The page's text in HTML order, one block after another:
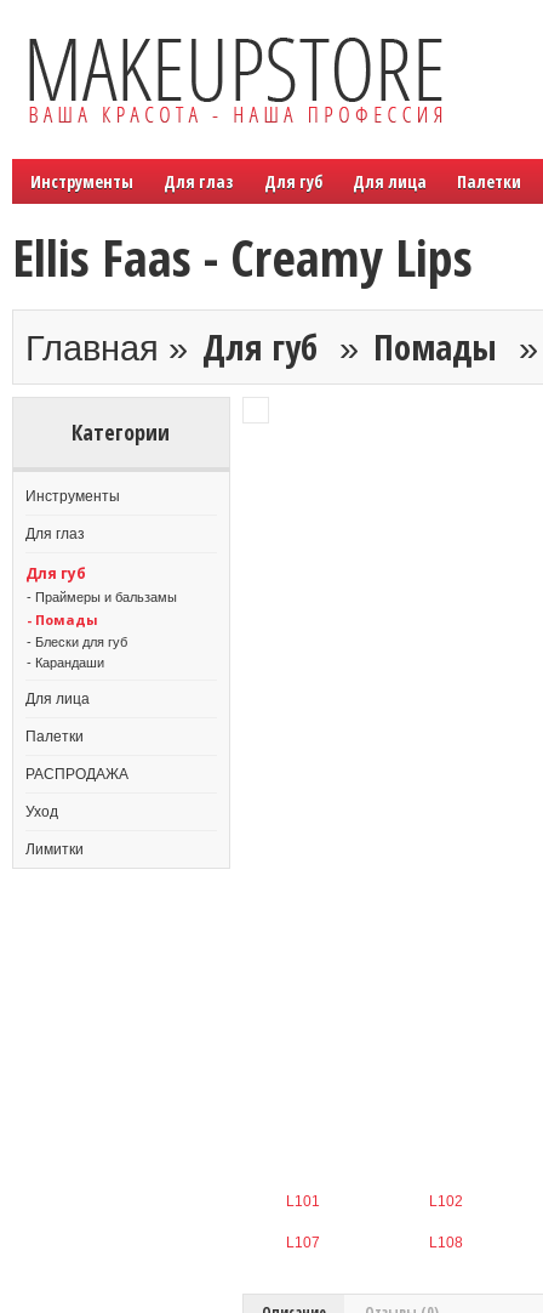
Инструменты Для глаз Для губ Для лица Палетки
Ellis Faas - Creamy Lips
Главная » Для губ » Помады
Категории
Инструменты
Для глаз
Для губ
- Праймеры и бальзамы
- Помады
- Блески для губ
- Карандаши
Для лица
Палетки
РАСПРОДАЖА
Уход
Лимитки
L101 L102
L107 L108